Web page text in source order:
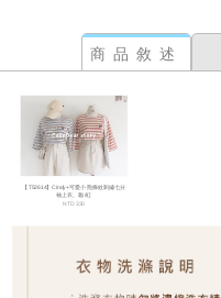
商品敘述